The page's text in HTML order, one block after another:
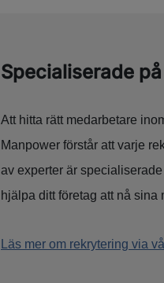
Specialiserade
Att hitta rätt medarbetare
Manpower förstår att varje
av experter är
hjälpa ditt företag att nå sina
Läs mer om rekrytering via